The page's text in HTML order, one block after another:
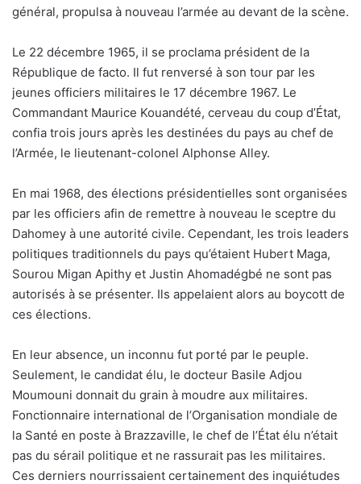
général, propulsa à nouveau l’armée au devant de la scène.
Le 22 décembre 1965, il se proclama président de la
République de facto. Il fut renversé à son tour par les
jeunes officiers militaires le 17 décembre 1967. Le
Commandant Maurice Kouandété, cerveau du coup d’État,
confia trois jours après les destinées du pays au chef de
l’Armée, le lieutenant-colonel Alphonse Alley.
En mai 1968, des élections présidentielles sont organisées
par les officiers afin de remettre à nouveau le sceptre du
Dahomey à une autorité civile. Cependant, les trois leaders
politiques traditionnels du pays qu’étaient Hubert Maga,
Sourou Migan Apithy et Justin Ahomadégbé ne sont pas
autorisés à se présenter. Ils appelaient alors au boycott de
ces élections.
En leur absence, un inconnu fut porté par le peuple.
Seulement, le candidat élu, le docteur Basile Adjou
Moumouni donnait du grain à moudre aux militaires.
Fonctionnaire international de l’Organisation mondiale de
la Santé en poste à Brazzaville, le chef de l’État élu n’était
pas du sérail politique et ne rassurait pas les militaires.
Ces derniers nourrissaient certainement des inquiétudes